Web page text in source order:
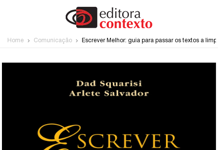
Home Comunicação Escrever Melhor: guia para passar os textos a